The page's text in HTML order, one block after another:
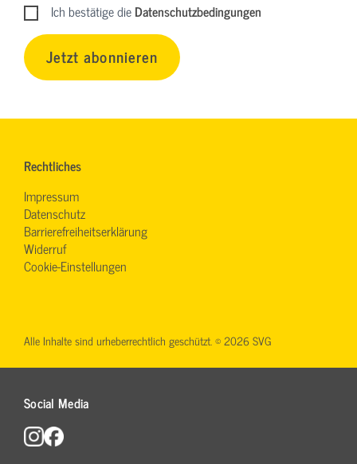
Ich bestätige dieDatenschutzbedingungen
Jetzt abonnieren
Rechtliches
Impressum
Datenschutz
Barrierefreiheitserklärung
Widerruf
Cookie-Einstellungen
Social Media
Alle Inhalte sind urheberrechtlich geschützt. © 2026 SVG